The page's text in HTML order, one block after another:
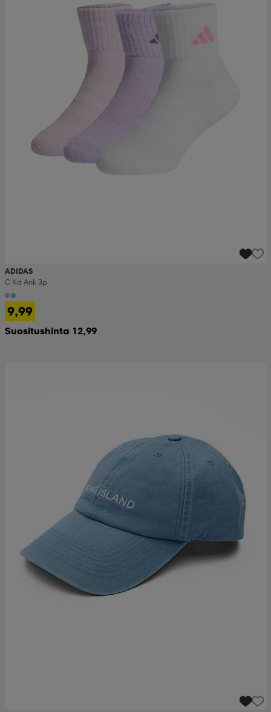
ADIDAS
C Kd Ank 3p
9,99
Suositushinta 12,99